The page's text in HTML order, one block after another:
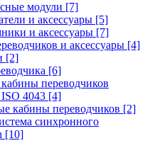
модули [7]
и аксессуары [5]
и аксессуары [7]
и аксессуары [4]
[2]
[6]
переводчиков
ISO 4043 [4]
кабины переводчиков [2]
синхронного
[10]